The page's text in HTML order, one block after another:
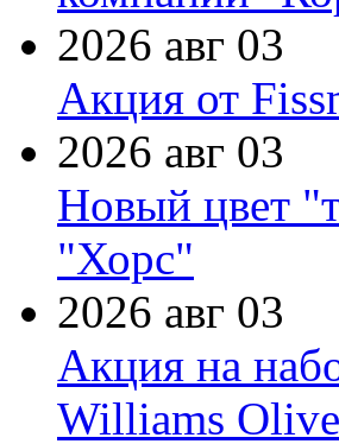
2026 авг 03
Акция от
2026 авг 03
Новый цвет
"Хорс"
2026 авг 03
Акция на
Williams